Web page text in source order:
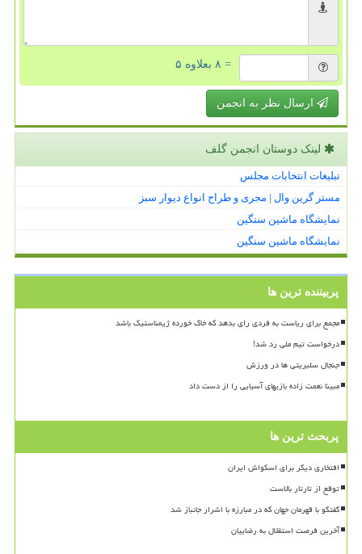
= ۸ بعلاوه ۵
ارسال نظر به انجمن
لینک دوستان انجمن گلف
تبلیغات انتخابات مجلس
مستر گرین وال | مجری و طراح انواع دیوار سبز
نمایشگاه ماشین سنگین
نمایشگاه ماشین سنگین
پربیننده ترین ها
مجمع برای ریاست به فردی رای بدهد که خاک خورده ژیمناستیک باشد
درخواست تیم ملی رد شد!
جنجال سلبریتی ها در ورزش
مبینا نعمت زاده بازیهای آسیایی را از دست داد
پربحث ترین ها
افتخاری دیگر برای اسکواش ایران
توقع از تارتار بالاست
گفتگو با قهرمان جهان که در مبارزه با اشرار جانباز شد
آخرین فرصت استقلال به رضاییان